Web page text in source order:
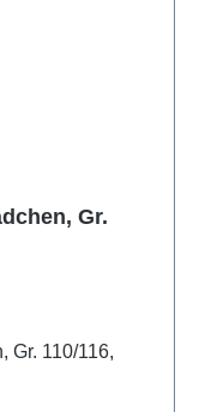
Gr.
Gr. 110/116,